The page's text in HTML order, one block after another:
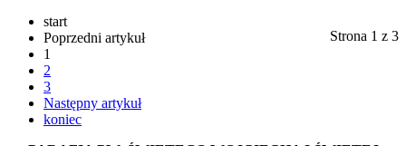
Strona 1 z 3
start
Poprzedni artykuł
1
2
3
Następny artykuł
koniec